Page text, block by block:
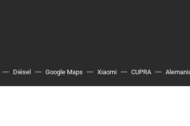
Diésel Google Maps Xiaomi CUPRA